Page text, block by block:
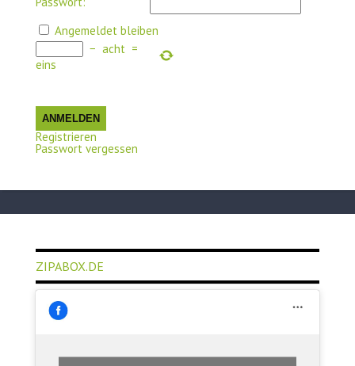
Angemeldet bleiben
− acht =
eins
ANMELDEN
Registrieren
Passwort vergessen
ZIPABOX.DE